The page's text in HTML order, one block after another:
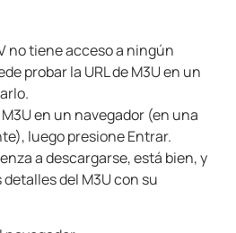
no tiene acceso a ningún
probar la URL de M3U en un
en un navegador (en una
luego presione Entrar.
a descargarse, está bien, y
del M3U con su